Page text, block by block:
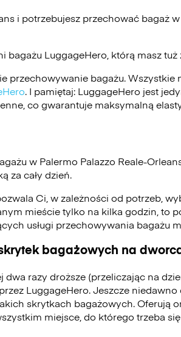
i potrzebujesz przechować bagaż
bagażu LuggageHero , którą masz
przechowywanie bagażu. Wszystkie
. I pamiętaj: LuggageHero jest
co gwarantuje maksymalną
w Palermo Palazzo Reale-
za cały dzień.
Ci, w zależności od potrzeb,
mieście tylko na kilka godzin, to
usługi przechowywania bagażu
bagażowych na
razy droższe (przeliczając na
LuggageHero. Jeszcze
skrytkach bagażowych. Oferują
miejsce, do którego trzeba